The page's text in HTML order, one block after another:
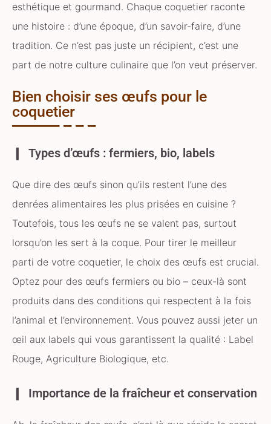
esthétique et gourmand. Chaque coquetier raconte
une histoire : d’une époque, d’un savoir-faire, d’une
tradition. Ce n’est pas juste un récipient, c’est une
part de notre culture culinaire que l’on veut préserver.
Bien choisir ses œufs pour le
coquetier
Types d’œufs : fermiers, bio, labels
Que dire des œufs sinon qu’ils restent l’une des
denrées alimentaires les plus prisées en cuisine ?
Toutefois, tous les œufs ne se valent pas, surtout
lorsqu’on les sert à la coque. Pour tirer le meilleur
parti de votre coquetier, le choix des œufs est crucial.
Optez pour des œufs fermiers ou bio – ceux-là sont
produits dans des conditions qui respectent à la fois
l’animal et l’environnement. Vous pouvez aussi jeter un
œil aux labels qui vous garantissent la qualité : Label
Rouge, Agriculture Biologique, etc.
Importance de la fraîcheur et conservation